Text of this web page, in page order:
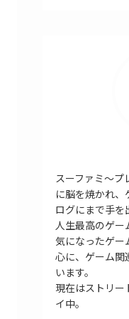
スーファミ～
に脳を焼かれ
ログにまで手を
人生最高のゲー
気になったゲー
心に、ゲーム関
います。
現在はストリー
イ中。